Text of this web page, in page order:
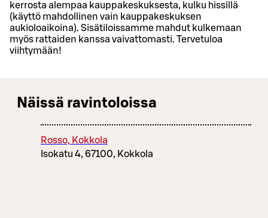
kerrosta alempaa kauppakeskuksesta, kulku hissillä
(käyttö mahdollinen vain kauppakeskuksen
aukioloaikoina). Sisätiloissamme mahdut kulkemaan
myös rattaiden kanssa vaivattomasti. Tervetuloa
viihtymään!
Näissä ravintoloissa
Rosso, Kokkola
Isokatu 4, 67100, Kokkola